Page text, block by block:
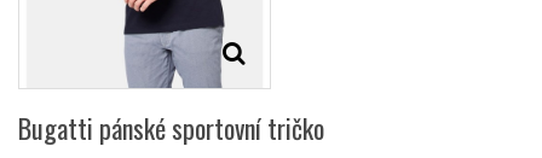
Bugatti pánské sportovní tričko